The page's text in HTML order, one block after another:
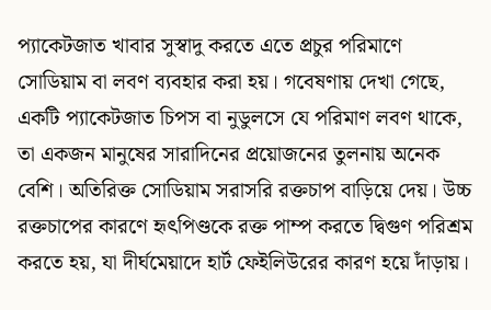
প্যাকেটজাত খাবার সুস্বাদু করতে এতে প্রচুর পরিমাণে
সোডিয়াম বা লবণ ব্যবহার করা হয়। গবেষণায় দেখা গেছে,
একটি প্যাকেটজাত চিপস বা নুডুলসে যে পরিমাণ লবণ থাকে,
তা একজন মানুষের সারাদিনের প্রয়োজনের তুলনায় অনেক
বেশি। অতিরিক্ত সোডিয়াম সরাসরি রক্তচাপ বাড়িয়ে দেয়। উচ্চ
রক্তচাপের কারণে হৃৎপিণ্ডকে রক্ত পাম্প করতে দ্বিগুণ পরিশ্রম
করতে হয়, যা দীর্ঘমেয়াদে হার্ট ফেইলিউরের কারণ হয়ে দাঁড়ায়।